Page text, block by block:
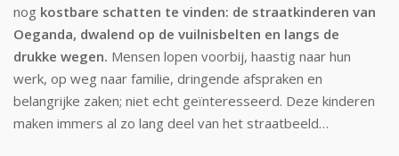
nog kostbare schatten te vinden: de straatkinderen van
Oeganda, dwalend op de vuilnisbelten en langs de
drukke wegen. Mensen lopen voorbij, haastig naar hun
werk, op weg naar familie, dringende afspraken en
belangrijke zaken; niet echt geïnteresseerd. Deze kinderen
maken immers al zo lang deel van het straatbeeld…